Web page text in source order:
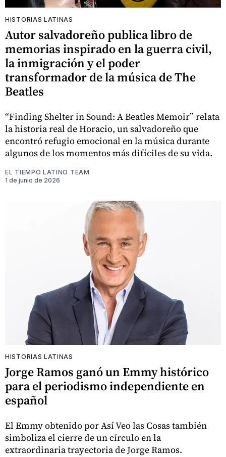
HISTORIAS LATINAS
Autor salvadoreño publica libro de
memorias inspirado en la guerra civil,
la inmigración y el poder
transformador de la música de The
Beatles
“Finding Shelter in Sound: A Beatles Memoir” relata
la historia real de Horacio, un salvadoreño que
encontró refugio emocional en la música durante
algunos de los momentos más difíciles de su vida.
EL TIEMPO LATINO TEAM
1 de junio de 2026
HISTORIAS LATINAS
Jorge Ramos ganó un Emmy histórico
para el periodismo independiente en
español
El Emmy obtenido por Así Veo las Cosas también
simboliza el cierre de un círculo en la
extraordinaria trayectoria de Jorge Ramos.